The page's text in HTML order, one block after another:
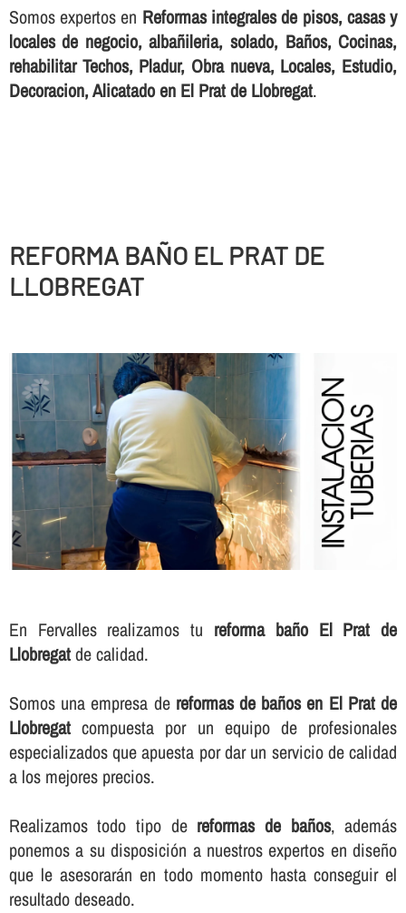
Somos expertos en Reformas integrales de pisos, casas y
locales de negocio, albañileria, solado, Baños, Cocinas,
rehabilitar Techos, Pladur, Obra nueva, Locales, Estudio,
Decoracion, Alicatado en El Prat de Llobregat.
REFORMA BAÑO EL PRAT DE
LLOBREGAT
En Fervalles realizamos tu reforma baño El Prat de
Llobregatde calidad.
Somos una empresa de reformas de baños en El Prat de
Llobregatcompuesta por un equipo de profesionales
especializados que apuesta por dar un servicio de calidad
a los mejores precios.
Realizamos todo tipo de reformas de baños, además
ponemos a su disposición a nuestros expertos en diseño
que le asesorarán en todo momento hasta conseguir el
resultado deseado.